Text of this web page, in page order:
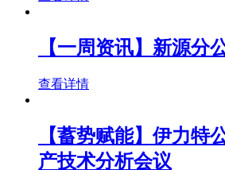
【一周资讯】新源分
查看详情
【蓄势赋能】伊力特
产技术分析会议